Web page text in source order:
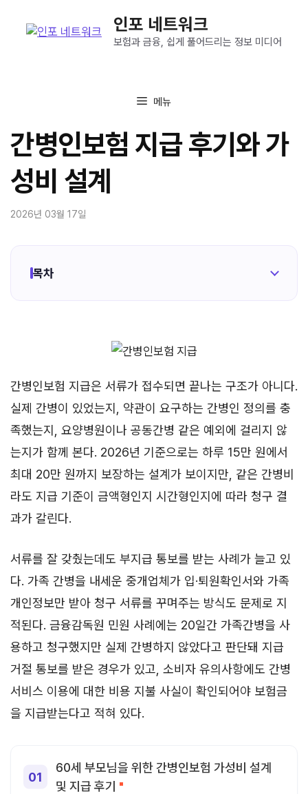
인포 네트워크
보험과 금융, 쉽게 풀어드리는 정보 미디어
메뉴
간병인보험 지급 후기와 가
성비 설계
2026년 03월 17일
목차
간병인보험 지급은 서류가 접수되면 끝나는 구조가 아니다.
실제 간병이 있었는지, 약관이 요구하는 간병인 정의를 충
족했는지, 요양병원이나 공동간병 같은 예외에 걸리지 않
는지가 함께 본다. 2026년 기준으로는 하루 15만 원에서
최대 20만 원까지 보장하는 설계가 보이지만, 같은 간병비
라도 지급 기준이 금액형인지 시간형인지에 따라 청구 결
과가 갈린다.
서류를 잘 갖췄는데도 부지급 통보를 받는 사례가 늘고 있
다. 가족 간병을 내세운 중개업체가 입·퇴원확인서와 가족
개인정보만 받아 청구 서류를 꾸며주는 방식도 문제로 지
적된다. 금융감독원 민원 사례에는 20일간 가족간병을 사
용하고 청구했지만 실제 간병하지 않았다고 판단돼 지급
거절 통보를 받은 경우가 있고, 소비자 유의사항에도 간병
서비스 이용에 대한 비용 지불 사실이 확인되어야 보험금
을 지급받는다고 적혀 있다.
60세 부모님을 위한 간병인보험 가성비 설계
및 지급 후기